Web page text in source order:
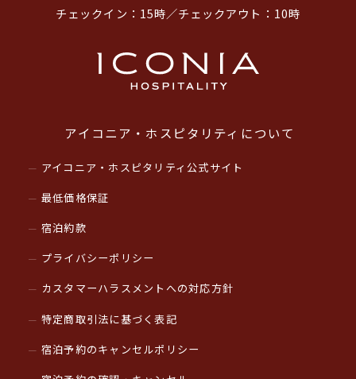
チェックイン：15時／チェックアウト：10時
アイコニア・ホスピタリティについて
アイコニア・ホスピタリティ公式サイト
最低価格保証
宿泊約款
プライバシーポリシー
カスタマーハラスメントへの対応方針
特定商取引法に基づく表記
宿泊予約のキャンセルポリシー